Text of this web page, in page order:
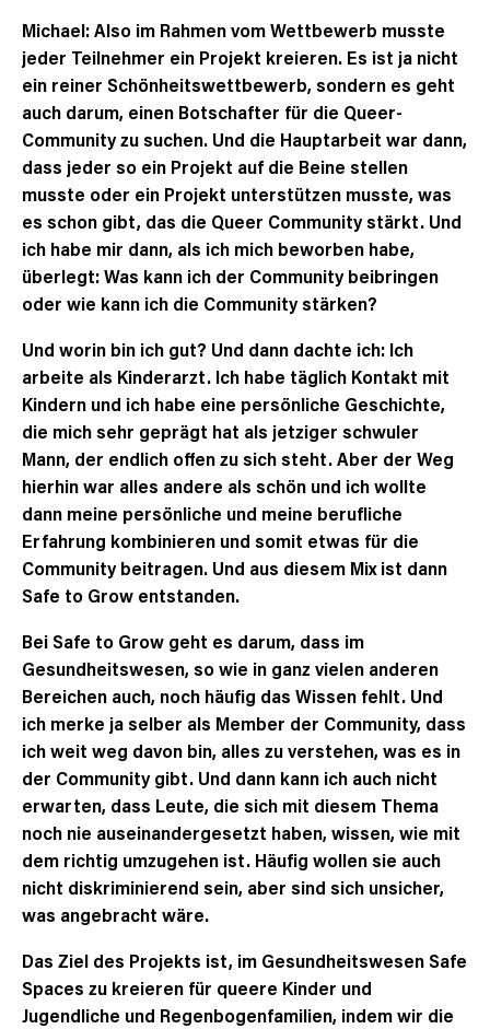
Michael: Also im Rahmen vom Wettbewerb musste
jeder Teilnehmer ein Projekt kreieren. Es ist ja nicht
ein reiner Schönheitswettbewerb, sondern es geht
auch darum, einen Botschafter für die Queer-
Community zu suchen. Und die Hauptarbeit war dann,
dass jeder so ein Projekt auf die Beine stellen
musste oder ein Projekt unterstützen musste, was
es schon gibt, das die Queer Community stärkt. Und
ich habe mir dann, als ich mich beworben habe,
überlegt: Was kann ich der Community beibringen
oder wie kann ich die Community stärken?
Und worin bin ich gut? Und dann dachte ich: Ich
arbeite als Kinderarzt. Ich habe täglich Kontakt mit
Kindern und ich habe eine persönliche Geschichte,
die mich sehr geprägt hat als jetziger schwuler
Mann, der endlich offen zu sich steht. Aber der Weg
hierhin war alles andere als schön und ich wollte
dann meine persönliche und meine berufliche
Erfahrung kombinieren und somit etwas für die
Community beitragen. Und aus diesem Mix ist dann
Safe to Grow entstanden.
BeiSafe to Grow geht es darum, dass im
Gesundheitswesen, so wie in ganz vielen anderen
Bereichen auch, noch häufig das Wissen fehlt. Und
ich merke ja selber als Member der Community, dass
ich weit weg davon bin, alles zu verstehen, was es in
der Community gibt. Und dann kann ich auch nicht
erwarten, dass Leute, die sich mit diesem Thema
noch nie auseinandergesetzt haben, wissen, wie mit
dem richtig umzugehen ist. Häufig wollen sie auch
nicht diskriminierend sein, aber sind sich unsicher,
was angebracht wäre.
Das Ziel des Projekts ist, im Gesundheitswesen Safe
Spaces zu kreieren für queere Kinder und
Jugendliche und Regenbogenfamilien, indem wir die